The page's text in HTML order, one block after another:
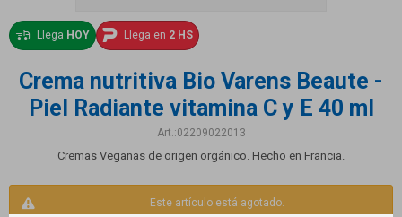
Llega HOY Llega en 2 HS
Crema nutritiva Bio Varens Beaute -
Piel Radiante vitamina C y E 40 ml
02209022013
Cremas Veganas de origen orgánico. Hecho en Francia.
Este artículo está agotado.